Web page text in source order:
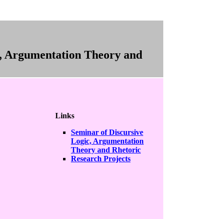
Argumentation Theory and
Links
Seminar of Discursive
Logic, Argumentation
Theory and Rhetoric
Research Projects